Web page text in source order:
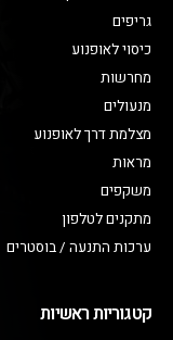
גריפים
כיסוי לאופנוע
מחרשות
מנעולים
מצלמת דרך לאופנוע
מראות
משקפים
מתקנים לטלפון
ערכות התנעה / בוסטרים
קטגוריות ראשיות